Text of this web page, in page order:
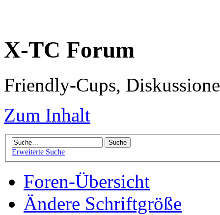
X-TC Forum
Friendly-Cups,
Zum Inhalt
Erweiterte Suche
Foren-Übersicht
Ändere Schriftgröße